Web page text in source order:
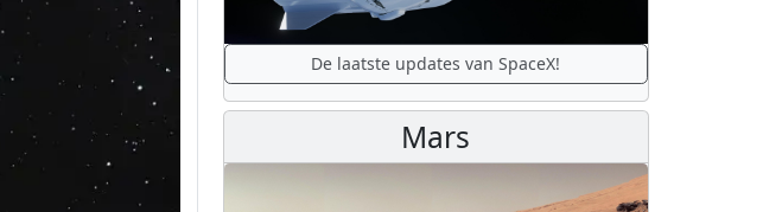
De laatste updates van SpaceX!
Mars